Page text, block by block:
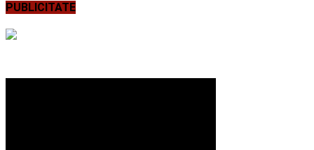
PUBLICITATE